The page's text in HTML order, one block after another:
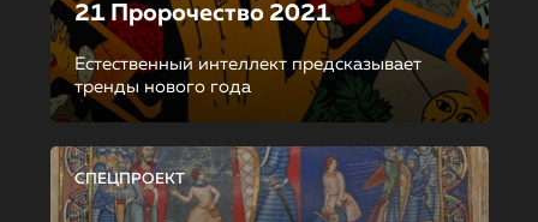
21 Пророчество 2021
Естественный интеллект предсказывает
тренды нового года
СПЕЦПРОЕКТ